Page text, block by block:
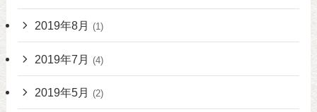
2019年8月 (1)
2019年7月 (4)
2019年5月 (2)